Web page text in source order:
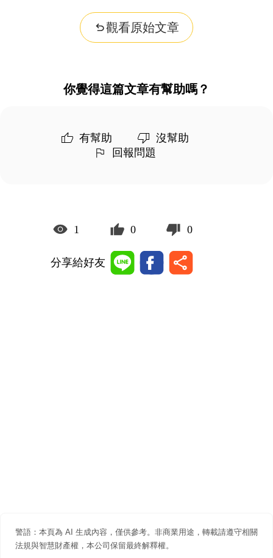
觀看原始文章
你覺得這篇文章有幫助嗎？
有幫助
沒幫助
回報問題
1 0 0
分享給好友
警語：本頁為 AI 生成內容，僅供參考。非商業用途，轉載請遵守相關
法規與智慧財產權，本公司保留最終解釋權。